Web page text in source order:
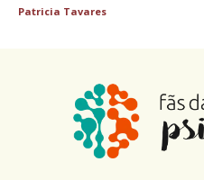
Patricia Tavares